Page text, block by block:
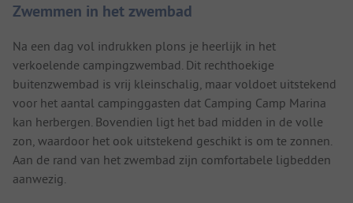
Zwemmen in het zwembad
Na een dag vol indrukken plons je heerlijk in het
verkoelende campingzwembad. Dit rechthoekige
buitenzwembad is vrij kleinschalig, maar voldoet uitstekend
voor het aantal campinggasten dat Camping Camp Marina
kan herbergen. Bovendien ligt het bad midden in de volle
zon, waardoor het ook uitstekend geschikt is om te zonnen.
Aan de rand van het zwembad zijn comfortabele ligbedden
aanwezig.